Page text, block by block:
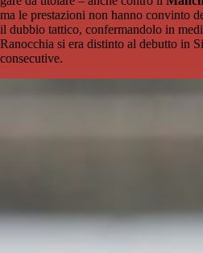
ma le prestazioni non hanno convinto
il dubbio tattico, confermandolo in
Ranocchia si era distinto al debutto in
consecutive.